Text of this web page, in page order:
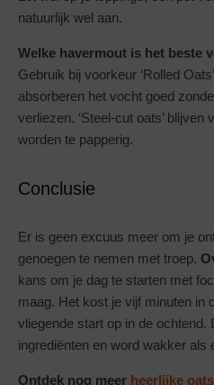
natuurlijk wel aan.
Welke havermout is het beste
Gebruik bij voorkeur ‘Rolled
absorberen het vocht goed
verliezen. ‘Steel-cut oats’ blijven
worden te papperig.
Conclusie
Er is geen excuus meer om je
genoegen te nemen met troep.
kans om je dag te starten met
maag. Het kost je vijf minuten in
vliegende start op in de ochtend.
ingrediënten en word wakker als
Ontdek nog meer heerlijke